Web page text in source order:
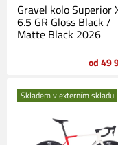
Gravel kolo Superior
6.5 GR Gloss Black /
Matte Black 2026
od 49
Skladem v externím skladu